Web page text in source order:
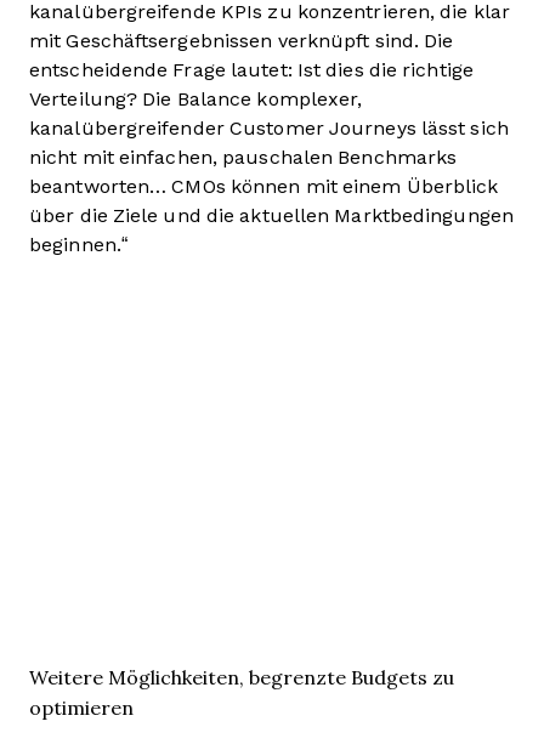
kanalübergreifende KPIs zu konzentrieren, die klar
mit Geschäftsergebnissen verknüpft sind. Die
entscheidende Frage lautet: Ist dies die richtige
Verteilung? Die Balance komplexer,
kanalübergreifender Customer Journeys lässt sich
nicht mit einfachen, pauschalen Benchmarks
beantworten… CMOs können mit einem Überblick
über die Ziele und die aktuellen Marktbedingungen
beginnen.“
Weitere Möglichkeiten, begrenzte Budgets zu
optimieren